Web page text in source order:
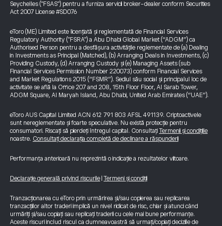
Seychelles ("FSAS") pentru a furniza servicii broker-dealer conform Securities
Act 2007 License #SD076
eToro (ME) Limited este licențiată și reglementată de Financial Services
Regulatory Authority ("FSRA") a Abu Dhabi Global Market (“ADGM”) ca
Authorised Person pentru a desfășura activitățile reglementate de (a) Dealing
in Investments as Principal (Matched), (b) Arranging Deals in Investments, (c)
Providing Custody, (d) Arranging Custody și (e) Managing Assets (sub
Financial Services Permission Number 220073) conform Financial Services
and Market Regulations 2015 (“FSMR”). Sediul său social și principalul loc de
activitate se află la Office 207 and 208, 15th Floor Floor, Al Sarab Tower,
ADGM Square, Al Maryah Island, Abu Dhabi, United Arab Emirates (“UAE”).
eToro AUS Capital Limited ACN 612 791 803 AFSL 491139. Criptoactivele
sunt nereglementate și foarte speculative. Nu există protecție pentru
consumatori. Riscați să pierdeți întregul capital. Consultați Termenii și condițiile
noastre. Consultați declarația completă de declinare a răspunderii
Performanța anterioară nu reprezintă o indicație a rezultatelor viitoare.
Declarație generală privind riscurile Termeni și condiții
Tranzacționarea cu eToro prin urmărirea și/sau copierea sau replicarea
tranzacțiilor altor traderi implică un nivel ridicat de risc, chiar și atunci când
urmăriți și/sau copiați sau replicați traderii cu cele mai bune performanțe.
Aceste riscuri includ riscul ca dumneavoastră să urmați/copiați deciziile de